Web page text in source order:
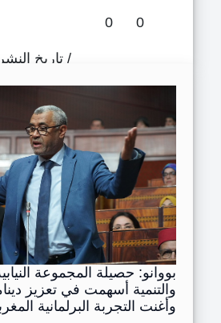
0
0
/ تاريخ النشر 2026-05-20
بووانو: حصيلة المجموعة
والتنمية أسهمت في تعزيز
وأغنت التجربة البرلمانية